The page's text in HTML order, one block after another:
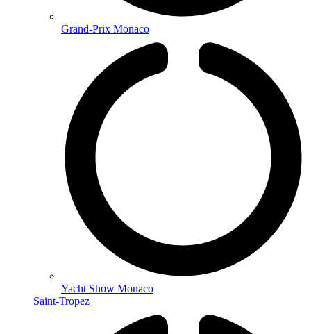
Grand-Prix Monaco
Yacht Show Monaco
Saint-Tropez